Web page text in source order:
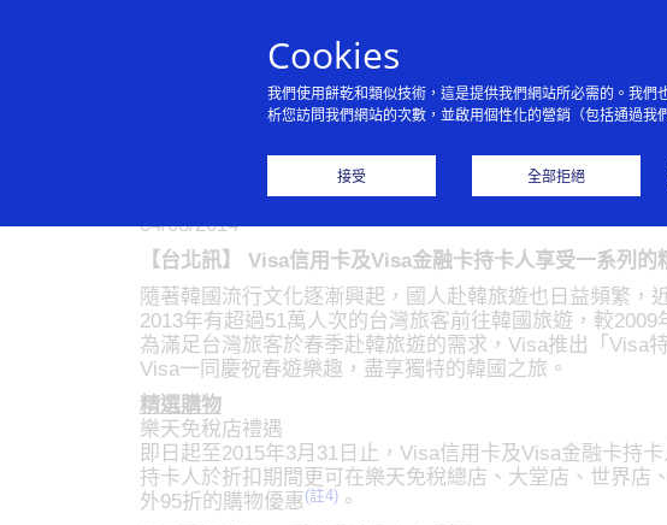
Visa持卡人春遊韓國
04/08/2014
【台北訊】 Visa信用卡及Visa金融卡持卡人享受一系列的
隨著韓國流行文化逐漸興起，國人赴韓旅遊也日益頻繁，
2013年有超過51萬人次的台灣旅客前往韓國旅遊，較2009
為滿足台灣旅客於春季赴韓旅遊的需求，Visa推出「Visa
Visa一同慶祝春遊樂趣，盡享獨特的韓國之旅。
精選購物
樂天免稅店禮遇
即日起至2015年3月31日止，Visa信用卡及Visa金融卡持
持卡人於折扣期間更可在樂天免稅總店、大堂店、世界
外95折的購物優惠(註4)。
Cookies
我們使用餅乾和類似技術，這是提供我們網站所必需的。我
析您訪問我們網站的次數，並啟用個性化的營銷（包括通過我
接受 全部拒絕